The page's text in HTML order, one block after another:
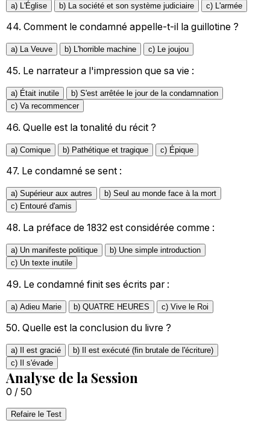
a) L'Église b) La société et son système judiciaire c) L'armée
44. Comment le condamné appelle-t-il la guillotine ?
a) La Veuve b) L'horrible machine c) Le joujou
45. Le narrateur a l'impression que sa vie :
a) Était inutile
b) S'est arrêtée le jour de la condamnation
c) Va recommencer
46. Quelle est la tonalité du récit ?
a) Comique b) Pathétique et tragique c) Épique
47. Le condamné se sent :
a) Supérieur aux autres
b) Seul au monde face à la mort
c) Entouré d'amis
48. La préface de 1832 est considérée comme :
a) Un manifeste politique
b) Une simple introduction
c) Un texte inutile
49. Le condamné finit ses écrits par :
a) Adieu Marie b) QUATRE HEURES c) Vive le Roi
50. Quelle est la conclusion du livre ?
a) Il est gracié
b) Il est exécuté (fin brutale de l'écriture)
c) Il s'évade
Analyse de la Session
0 / 50
Refaire le Test